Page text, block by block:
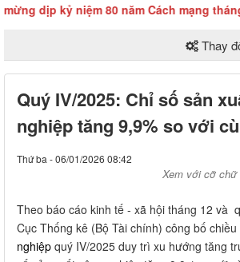
kỷ niệm 80 năm Cách mạng tháng Tám
Thay
Quý IV/2025: Chỉ số sản
nghiệp tăng 9,9% so với
Thứ ba - 06/01/2026 08:42
Xem với cỡ chữ
Theo báo cáo kinh tế - xã hội tháng 12 và
Cục Thống kê (Bộ Tài chính) công bố chiều
nghiệp quý IV/2025 duy trì xu hướng tăng